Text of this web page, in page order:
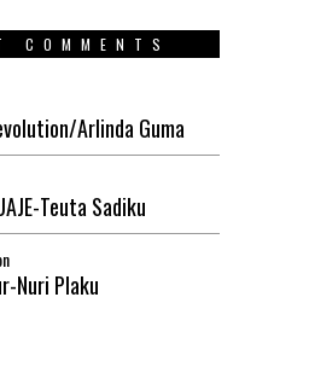
COMMENTS
Arlinda Guma
Teuta Sadiku
Nuri Plaku